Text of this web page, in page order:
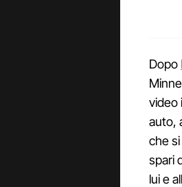
Dopo
video
auto,
che
spari
lui e